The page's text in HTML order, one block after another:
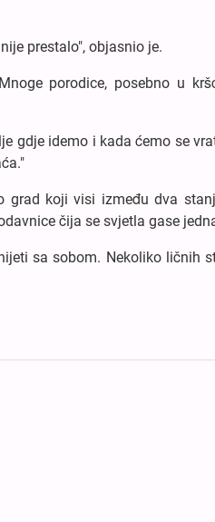
prestalo", objasnio je.
porodice, posebno u
gdje idemo i kada ćemo se
koji visi između dva
čija se svjetla gase
sa sobom. Nekoliko ličnih